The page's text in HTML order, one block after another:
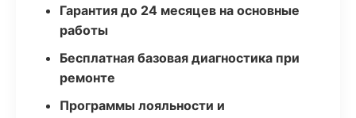
Гарантия до 24 месяцев на основные
работы
Бесплатная базовая диагностика при
ремонте
Программы лояльности и